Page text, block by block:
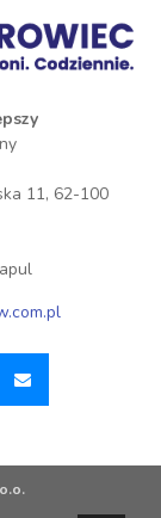
11, 62-100